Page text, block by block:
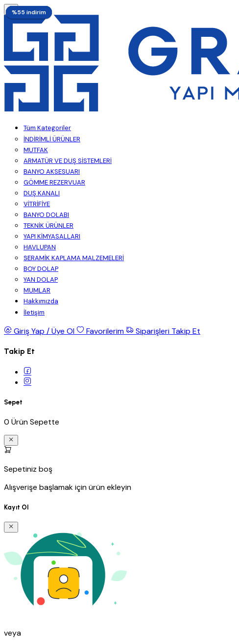
Tüm Kategoriler
İNDİRİMLİ ÜRÜNLER
MUTFAK
ARMATÜR VE DUŞ SİSTEMLERİ
BANYO AKSESUARI
GÖMME REZERVUAR
DUŞ KANALI
VİTRİFİYE
BANYO DOLABI
TEKNİK ÜRÜNLER
YAPI KİMYASALLARI
HAVLUPAN
SERAMİK KAPLAMA MALZEMELERİ
BOY DOLAP
YAN DOLAP
MUMLAR
Hakkımızda
İletişim
Giriş Yap / Üye Ol Favorilerim Siparişleri Takip Et
Takip Et
Sepet
0 Ürün Sepette
Sepetiniz boş
Alışverişe başlamak için ürün ekleyin
Kayıt Ol
veya
%52 indirim
%55 indirim
%55 indirim
%52 indirim
%55 indirim
%55 indirim